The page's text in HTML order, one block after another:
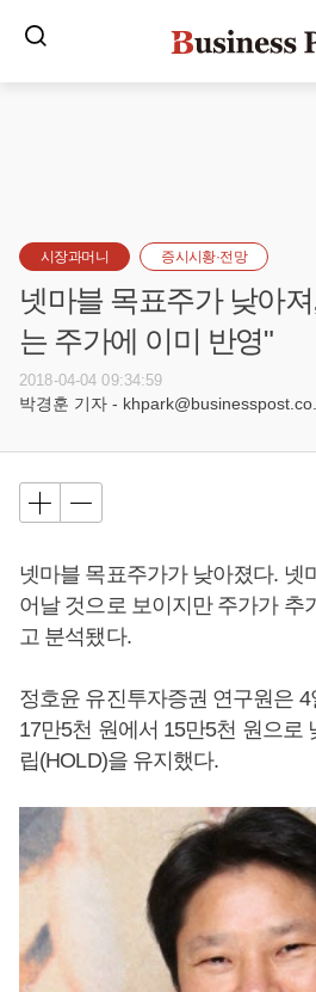
시장과머니 증시시황·전망
넷마블 목표주가 낮아
는 주가에 이미 반영"
2018-04-04 09:34:59
박경훈 기자 -
넷마블 목표주가가 낮아졌다. 넷
어날 것으로 보이지만 주가가 추
고 분석됐다.
정호윤 유진투자증권 연구원은
17만5천 원에서 15만5천 원으로
립(HOLD)을 유지했다.